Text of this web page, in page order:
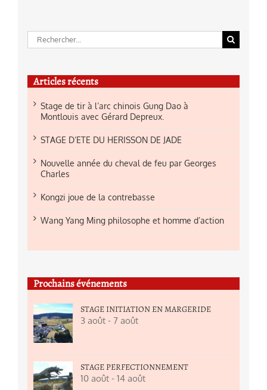
Rechercher:
Articles récents
Stage de tir à l’arc chinois Gung Dao à
Montlouis avec Gérard Depreux.
STAGE D’ETE DU HERISSON DE JADE
Nouvelle année du cheval de feu par Georges
Charles
Kongzi joue de la contrebasse
Wang Yang Ming philosophe et homme d’action
Prochains événements
STAGE INITIATION EN MARGERIDE
3 août- 7 août
STAGE PERFECTIONNEMENT
10 août- 14 août